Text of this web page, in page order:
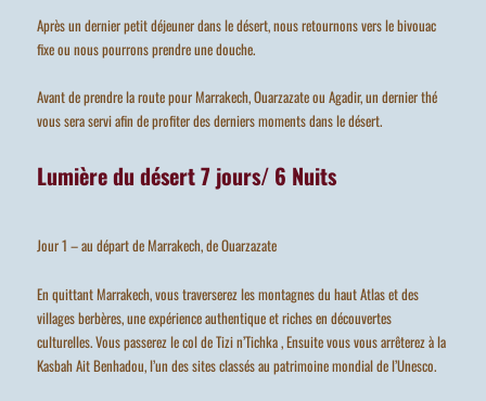
Après un dernier petit déjeuner dans le désert, nous retournons vers le bivouac
fixe ou nous pourrons prendre une douche.
Avant de prendre la route pour Marrakech, Ouarzazate ou Agadir, un dernier thé
vous sera servi afin de profiter des derniers moments dans le désert.
Lumière du désert 7 jours/ 6 Nuits
Jour 1 – au départ de Marrakech, de Ouarzazate
En quittant Marrakech, vous traverserez les montagnes du haut Atlas et des
villages berbères, une expérience authentique et riches en découvertes
culturelles. Vous passerez le col de Tizi n’Tichka , Ensuite vous vous arrêterez à la
Kasbah Ait Benhadou, l’un des sites classés au patrimoine mondial de l’Unesco.